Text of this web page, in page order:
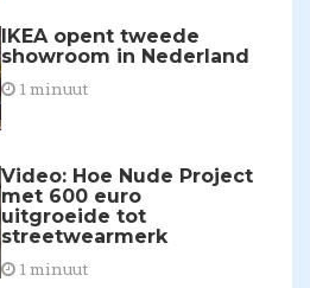
IKEA opent tweede
showroom in Nederland
1 minuut
Video: Hoe Nude Project
met 600 euro
uitgroeide tot
streetwearmerk
1 minuut